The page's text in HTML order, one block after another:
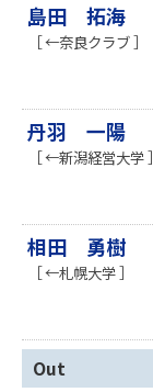
島田 拓海
［ ←奈良クラブ ］
丹羽 一陽
［ ←新潟経営大学 ］
相田 勇樹
［ ←札幌大学 ］
Out